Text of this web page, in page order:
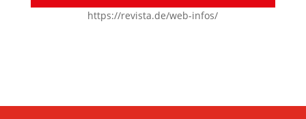
https://revista.de/web-infos/